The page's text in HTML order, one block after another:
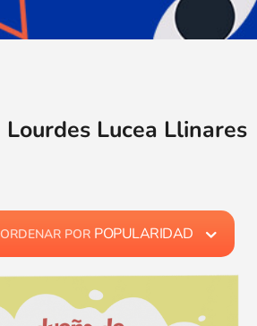
Lourdes Lucea Llinares
ORDENAR POR POPULARIDAD